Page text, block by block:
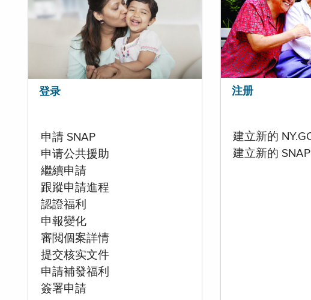
登录
申請 SNAP
申请公共援助
繼續申請
跟蹤申請進程
認證福利
申報變化
審閲個案詳情
提交核实文件
申請補發福利
簽署申請
注册
建立新的
建立新的